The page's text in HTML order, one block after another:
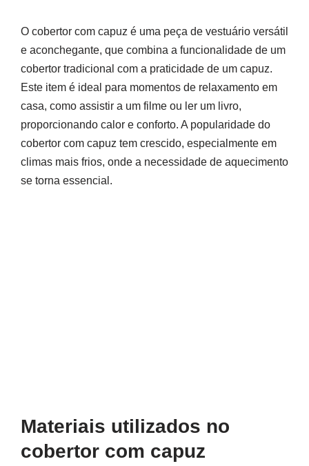
O cobertor com capuz é uma peça de vestuário versátil
e aconchegante, que combina a funcionalidade de um
cobertor tradicional com a praticidade de um capuz.
Este item é ideal para momentos de relaxamento em
casa, como assistir a um filme ou ler um livro,
proporcionando calor e conforto. A popularidade do
cobertor com capuz tem crescido, especialmente em
climas mais frios, onde a necessidade de aquecimento
se torna essencial.
Materiais utilizados no
cobertor com capuz